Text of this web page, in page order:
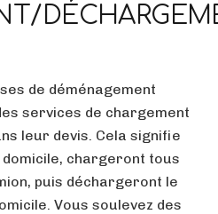
de déménagement
services de chargement
leur devis. Cela signifie
domicile, chargeront tous
puis déchargeront le
Vous soulevez des